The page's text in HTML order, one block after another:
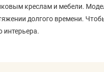
креслам и мебели.
долгого времени.
интерьера.